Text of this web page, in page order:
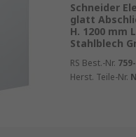
eine hohe
Türlösung.
die
sie die
Schneider
glatt
H. 1200 mm
Stahlblech
RS Best.-Nr.
Herst. Teile-Nr.